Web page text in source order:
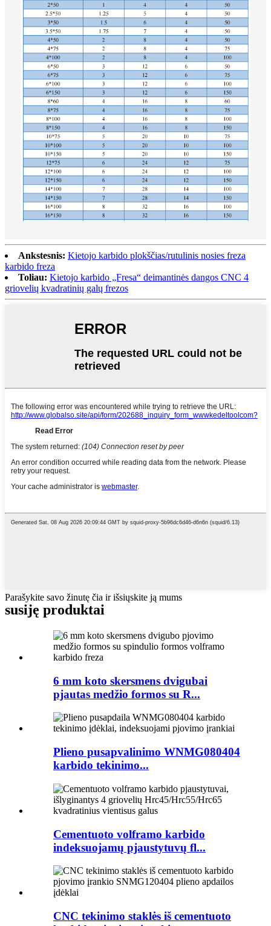
Ankstesnis: Kietojo karbido plokščias/rutulinis nosies freza
karbido freza
Toliau: Kietojo karbido „Fresa“ deimantinės dangos CNC 4
griovelių kvadratinių galų frezos
Parašykite savo žinutę čia ir išsiųskite ją mums
susiję produktai
6 mm koto skersmens dvigubai
pjautas medžio formos su R...
Plieno pusapvalinimo WNMG080404
karbido tekinimo...
Cementuoto volframo karbido
indeksuojamų pjaustytuvų fl...
CNC tekinimo staklės iš cementuoto